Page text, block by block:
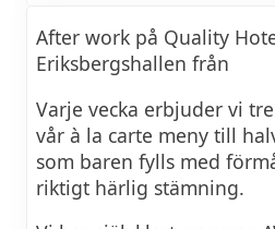
After work på Quality
Eriksbergshallen från
Varje vecka erbjuder vi
vår à la carte meny till
som baren fylls med
riktigt härlig stämning.